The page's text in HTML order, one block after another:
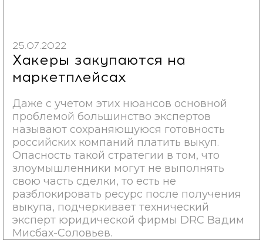
25.07.2022
Хакеры закупаются на
маркетплейсах
Даже с учетом этих нюансов основной
проблемой большинство экспертов
называют сохраняющуюся готовность
российских компаний платить выкуп.
Опасность такой стратегии в том, что
злоумышленники могут не выполнять
свою часть сделки, то есть не
разблокировать ресурс после получения
выкупа, подчеркивает технический
эксперт юридической фирмы DRC Вадим
Мисбах-Соловьев.